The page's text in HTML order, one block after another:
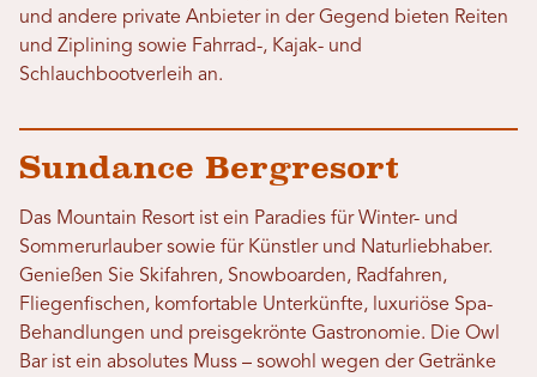
und andere private Anbieter in der Gegend bieten Reiten
und Ziplining sowie Fahrrad-, Kajak- und
Schlauchbootverleih an.
Sundance Bergresort
Das Mountain Resort ist ein Paradies für Winter- und
Sommerurlauber sowie für Künstler und Naturliebhaber.
Genießen Sie Skifahren, Snowboarden, Radfahren,
Fliegenfischen, komfortable Unterkünfte, luxuriöse Spa-
Behandlungen und preisgekrönte Gastronomie. Die Owl
Bar ist ein absolutes Muss – sowohl wegen der Getränke